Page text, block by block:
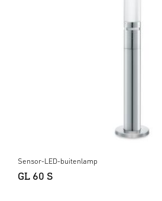
Sensor-LED-buitenlamp
GL 60 S